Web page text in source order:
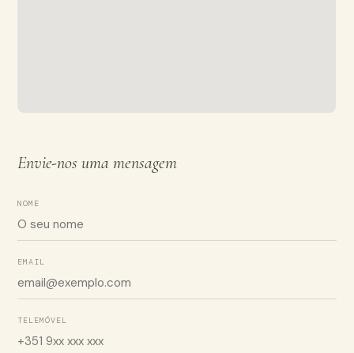
Envie-nos uma mensagem
NOME
EMAIL
TELEMÓVEL